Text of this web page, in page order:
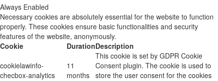
Always Enabled
Necessary cookies are absolutely essential for the website to function
properly. These cookies ensure basic functionalities and security
features of the website, anonymously.
Cookie
DurationDescription
cookielawinfo-
checbox-analytics
11
months
This cookie is set by GDPR Cookie
Consent plugin. The cookie is used to
store the user consent for the cookies